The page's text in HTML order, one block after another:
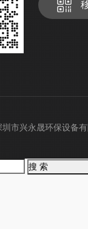
市兴永晟环保设备